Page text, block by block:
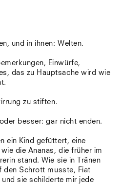
und in ihnen: Welten.
Einwürfe,
das zu Hauptsache wird wie
zu stiften.
besser: gar nicht enden.
ein Kind gefüttert, eine
die Ananas, die früher im
stand. Wie sie in Tränen
den Schrott musste, Fiat
sie schilderte mir jede